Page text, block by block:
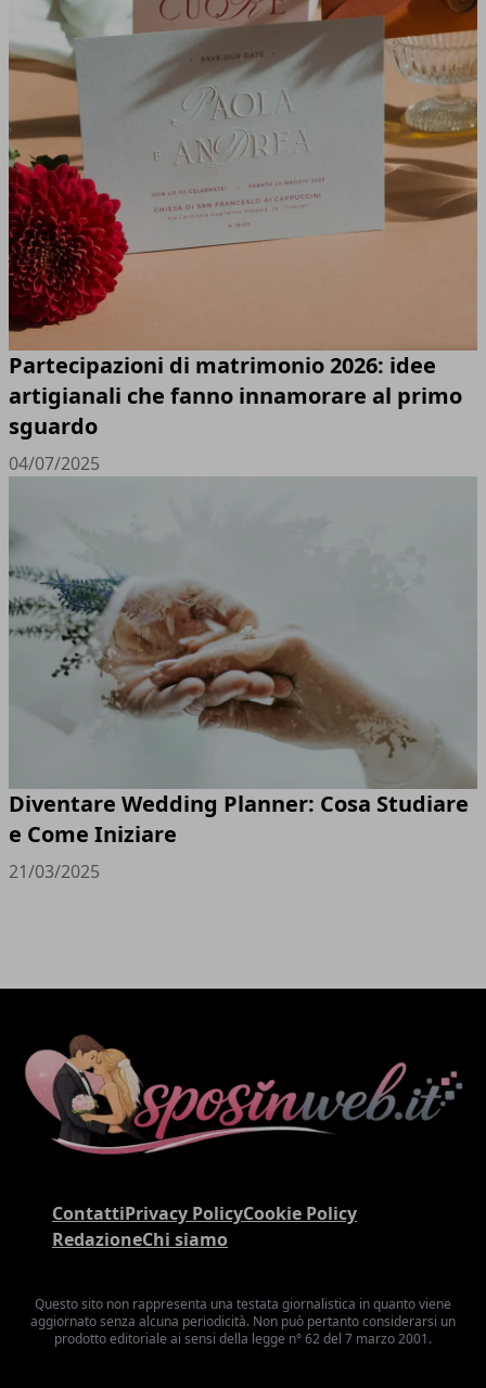
Partecipazioni di matrimonio 2026: idee
artigianali che fanno innamorare al primo
sguardo
04/07/2025
Diventare Wedding Planner: Cosa Studiare
e Come Iniziare
21/03/2025
ContattiPrivacy PolicyCookie Policy
RedazioneChi siamo
Questo sito non rappresenta una testata giornalistica in quanto viene
aggiornato senza alcuna periodicità. Non può pertanto considerarsi un
prodotto editoriale ai sensi della legge n° 62 del 7 marzo 2001.